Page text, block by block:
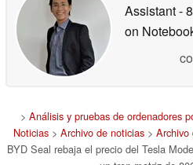
Assistant-
on
> Análisis y pruebas de ordenadores
Noticias > Archivo de noticias > Archivo
BYD Seal rebaja el precio del Tesla